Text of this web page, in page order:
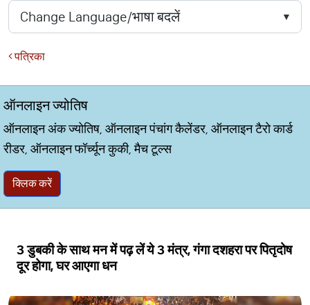
पत्रिका
ऑनलाइन ज्योतिष
ऑनलाइन अंक ज्योतिष, ऑनलाइन पंचांग कैलेंडर, ऑनलाइन टैरो कार्ड
रीडर, ऑनलाइन फॉर्च्यून कुकी, मैच टूल्स
क्लिक करें
3 डुबकी के साथ मन में पढ़ लें ये 3 मंत्र, गंगा दशहरा पर पितृदोष
दूर होगा, घर आएगा धन